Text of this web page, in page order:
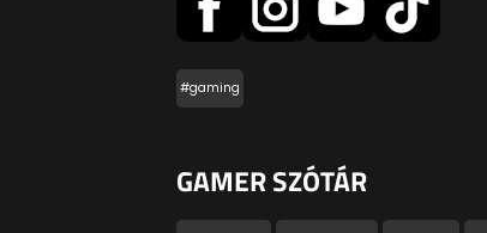
#gaming
GAMER SZÓTÁR